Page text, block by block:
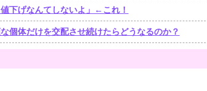
下げなんてしないよ」←これ！
個体だけを交配させ続けたらどうなるのか？